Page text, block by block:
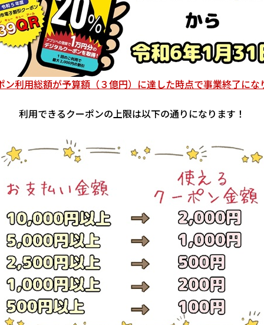
利用総額が予算額（３億円）に達した時点で事業終了にな
利用できるクーポンの上限は以下の通りになります！